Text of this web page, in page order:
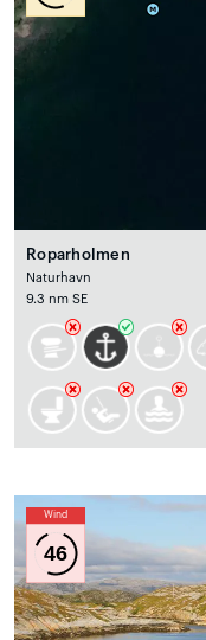
Roparholmen
Naturhavn
9.3 nm SE
Wind
46